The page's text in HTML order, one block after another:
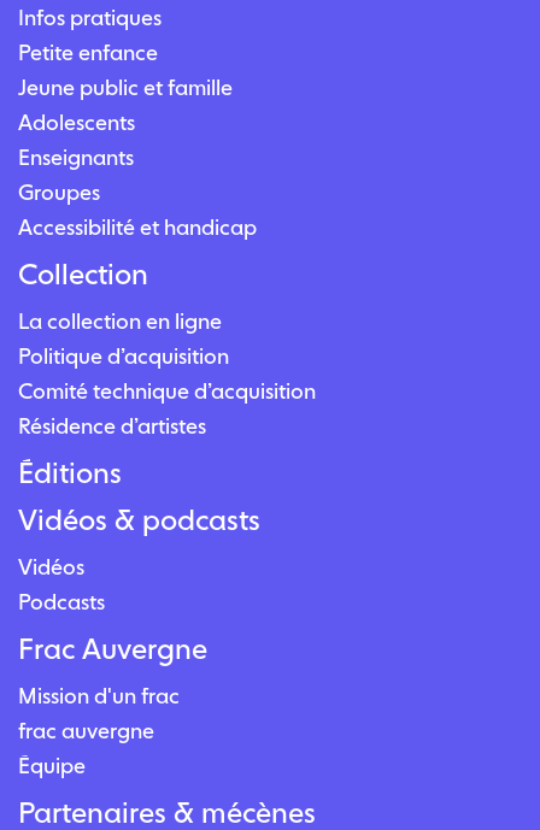
Infos pratiques
Petite enfance
Jeune public et famille
Adolescents
Enseignants
Groupes
Accessibilité et handicap
Collection
La collection en ligne
Politique d’acquisition
Comité technique d’acquisition
Résidence d’artistes
Éditions
Vidéos & podcasts
Vidéos
Podcasts
Frac Auvergne
Mission d'un frac
frac auvergne
Équipe
Partenaires & mécènes